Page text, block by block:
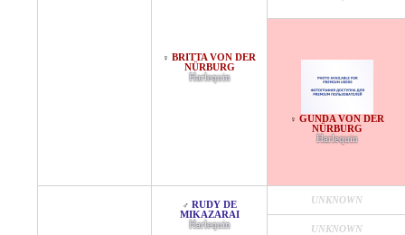
♀ BRITTA VON DER
NÜRBURG
Harlequin
♀ GUNDA VON DER
NÜRBURG
Harlequin
♂ RUDY DE
MIKAZARAI
Harlequin
UNKNOWN
UNKNOWN